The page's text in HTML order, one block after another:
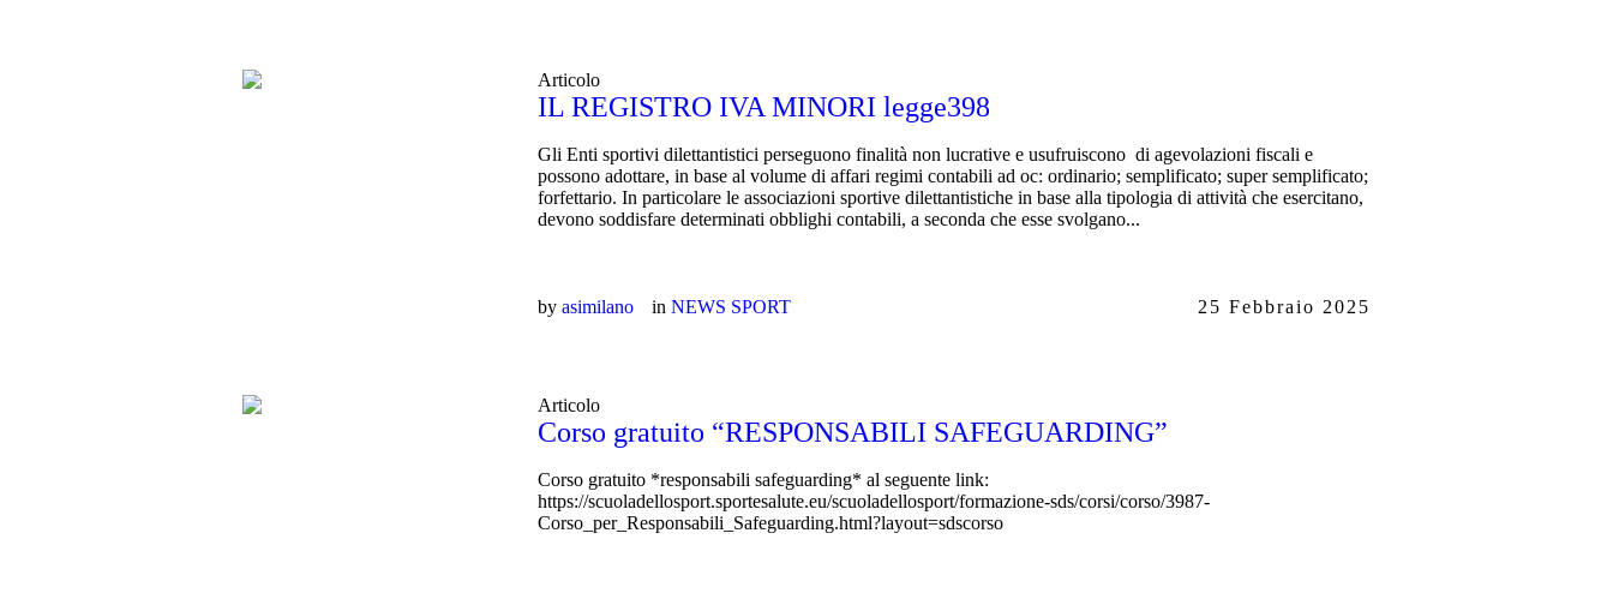
Articolo
IL REGISTRO IVA MINORI legge398
Gli Enti sportivi dilettantistici perseguono finalità non lucrative e usufruiscono di agevolazioni fiscali e
possono adottare, in base al volume di affari regimi contabili ad oc: ordinario; semplificato; super semplificato;
forfettario. In particolare le associazioni sportive dilettantistiche in base alla tipologia di attività che esercitano,
devono soddisfare determinati obblighi contabili, a seconda che esse svolgano...
byasimilano inNEWS SPORT 25 Febbraio 2025
Articolo
Corso gratuito “RESPONSABILI SAFEGUARDING”
Corso gratuito *responsabili safeguarding* al seguente link:
https://scuoladellosport.sportesalute.eu/scuoladellosport/formazione-sds/corsi/corso/3987-
Corso_per_Responsabili_Safeguarding.html?layout=sdscorso